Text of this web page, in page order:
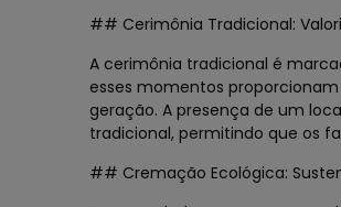
## Cerimônia Tradicional:
A cerimônia tradicional é
esses momentos
geração. A presença de um
tradicional, permitindo que os
## Cremação Ecológica: